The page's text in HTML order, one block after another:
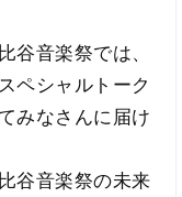
谷音楽祭では、
ペシャルトーク
みなさんに届け
谷音楽祭の未来